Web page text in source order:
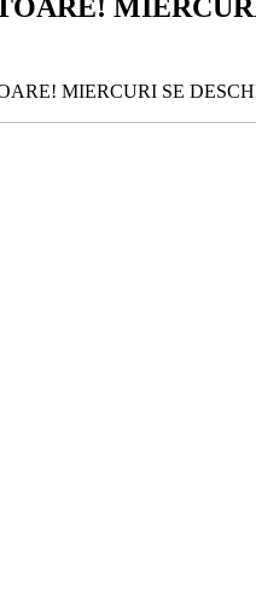
MIERCURI SE